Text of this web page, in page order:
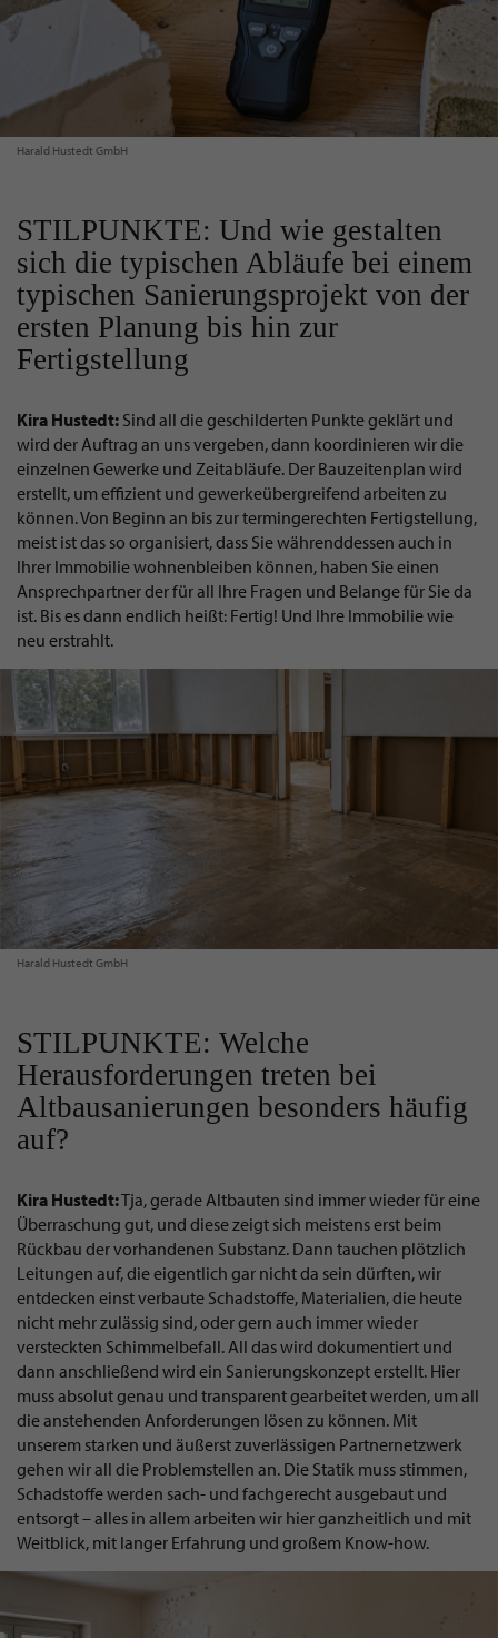
Harald Hustedt GmbH
STILPUNKTE: Und wie gestalten
sich die typischen Abläufe bei einem
typischen Sanierungsprojekt von der
ersten Planung bis hin zur
Fertigstellung
Kira Hustedt: Sind all die geschilderten Punkte geklärt und
wird der Auftrag an uns vergeben, dann koordinieren wir die
einzelnen Gewerke und Zeitabläufe. Der Bauzeitenplan wird
erstellt, um effizient und gewerkeübergreifend arbeiten zu
können. Von Beginn an bis zur termingerechten Fertigstellung,
meist ist das so organisiert, dass Sie währenddessen auch in
Ihrer Immobilie wohnenbleiben können, haben Sie einen
Ansprechpartner der für all Ihre Fragen und Belange für Sie da
ist. Bis es dann endlich heißt: Fertig! Und Ihre Immobilie wie
neu erstrahlt.
Harald Hustedt GmbH
STILPUNKTE: Welche
Herausforderungen treten bei
Altbausanierungen besonders häufig
auf?
Kira Hustedt:Tja, gerade Altbauten sind immer wieder für eine
Überraschung gut, und diese zeigt sich meistens erst beim
Rückbau der vorhandenen Substanz. Dann tauchen plötzlich
Leitungen auf, die eigentlich gar nicht da sein dürften, wir
entdecken einst verbaute Schadstoffe, Materialien, die heute
nicht mehr zulässig sind, oder gern auch immer wieder
versteckten Schimmelbefall. All das wird dokumentiert und
dann anschließend wird ein Sanierungskonzept erstellt. Hier
muss absolut genau und transparent gearbeitet werden, um all
die anstehenden Anforderungen lösen zu können. Mit
unserem starken und äußerst zuverlässigen Partnernetzwerk
gehen wir all die Problemstellen an. Die Statik muss stimmen,
Schadstoffe werden sach- und fachgerecht ausgebaut und
entsorgt – alles in allem arbeiten wir hier ganzheitlich und mit
Weitblick, mit langer Erfahrung und großem Know-how.